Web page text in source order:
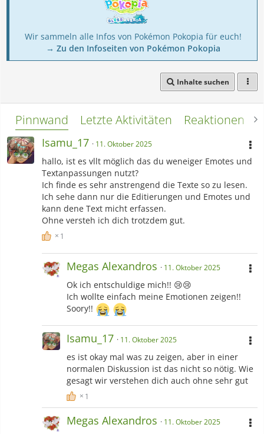
Wir sammeln alle Infos von Pokémon Pokopia für euch!
→ Zu den Infoseiten von Pokémon Pokopia
Inhalte suchen
Pinnwand Letzte Aktivitäten Reaktionen
Isamu_17 11. Oktober 2025
hallo, ist es vllt möglich das du weneiger Emotes und
Textanpassungen nutzt?
Ich finde es sehr anstrengend die Texte so zu lesen.
Ich sehe dann nur die Editierungen und Emotes und
kann dene Text micht erfassen.
Ohne versteh ich dich trotzdem gut.
1
Megas Alexandros 11. Oktober 2025
Ok ich entschuldige mich!! 😢😢
Ich wollte einfach meine Emotionen zeigen!!
Soory!!
Isamu_17 11. Oktober 2025
es ist okay mal was zu zeigen, aber in einer
normalen Diskussion ist das nicht so nötig. Wie
gesagt wir verstehen dich auch ohne sehr gut
1
Megas Alexandros 11. Oktober 2025